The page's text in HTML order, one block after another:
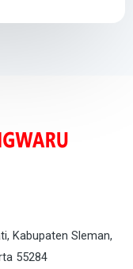
Kabupaten Sleman,
55284